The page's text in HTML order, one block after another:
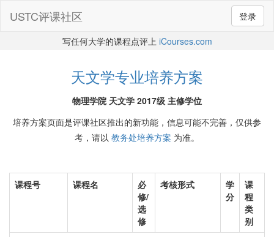
登录
USTC评课社区
写任何大学的课程点评上 iCourses.com
天文学专业培养方案
物理学院 天文学 2017级 主修学位
培养方案页面是评课社区推出的新功能，信息可能不完善，仅供参
考，请以 教务处培养方案 为准。
课程号 课程名
必
修/
选
修
考核形式
学
分
课
程
类
别